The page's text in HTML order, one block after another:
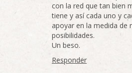
con la red que tan bien
tiene y así cada uno y
apoyar en la medida de
posibilidades.
Un beso.
Responder